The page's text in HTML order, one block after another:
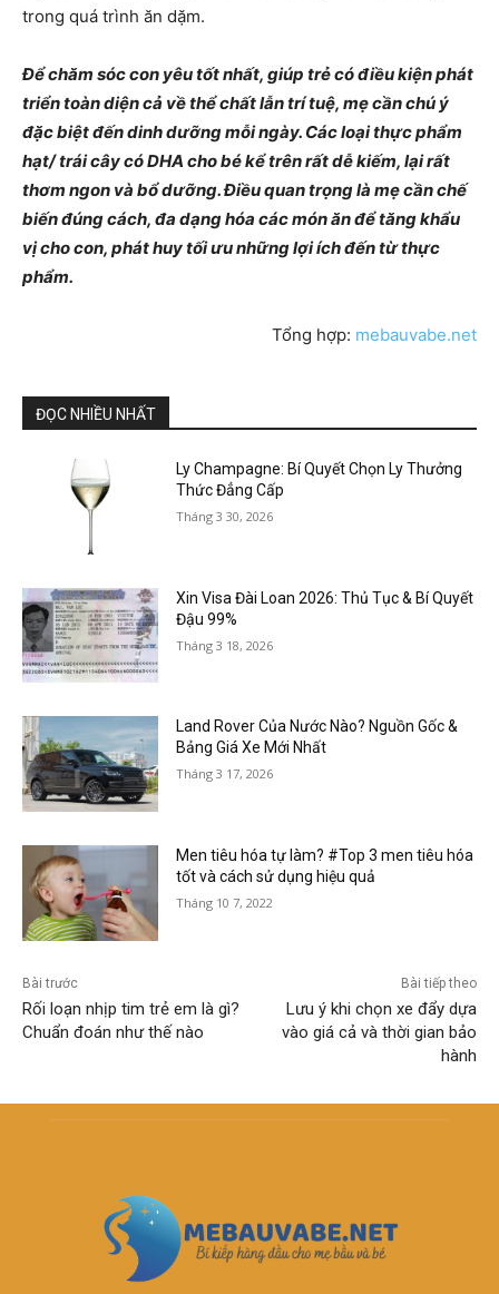
trong quá trình ăn dặm.
Để chăm sóc con yêu tốt nhất, giúp trẻ có điều kiện phát
triển toàn diện cả về thể chất lẫn trí tuệ, mẹ cần chú ý
đặc biệt đến dinh dưỡng mỗi ngày. Các loại thực phẩm
hạt/ trái cây có DHA cho bé kể trên rất dễ kiếm, lại rất
thơm ngon và bổ dưỡng. Điều quan trọng là mẹ cần chế
biến đúng cách, đa dạng hóa các món ăn để tăng khẩu
vị cho con, phát huy tối ưu những lợi ích đến từ thực
phẩm.
Tổng hợp: mebauvabe.net
ĐỌC NHIỀU NHẤT
Ly Champagne: Bí Quyết Chọn Ly Thưởng
Thức Đẳng Cấp
Tháng 3 30, 2026
Xin Visa Đài Loan 2026: Thủ Tục & Bí Quyết
Đậu 99%
Tháng 3 18, 2026
Land Rover Của Nước Nào? Nguồn Gốc &
Bảng Giá Xe Mới Nhất
Tháng 3 17, 2026
Men tiêu hóa tự làm? #Top 3 men tiêu hóa
tốt và cách sử dụng hiệu quả
Tháng 10 7, 2022
Bài trước
Rối loạn nhịp tim trẻ em là gì?
Chuẩn đoán như thế nào
Bài tiếp theo
Lưu ý khi chọn xe đẩy dựa
vào giá cả và thời gian bảo
hành